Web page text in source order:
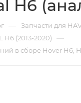
H6
— Запчасти для
H6 (2013-2020) —
в сборе Hover H6,